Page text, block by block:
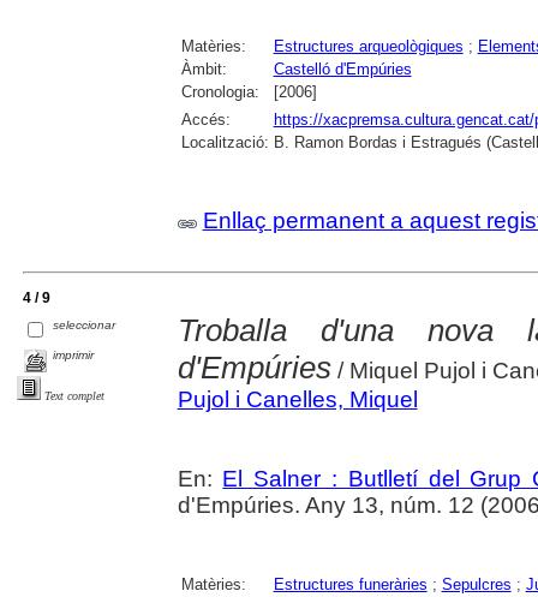
Matèries: Estructures arqueològiques ;
Àmbit:
Castelló d'Empúries
Cronologia:
[2006]
Accés:
https://
Localització: B. Ramon Bordas i Estragués
Enllaç permanent a aquest
4 / 9
seleccionar
imprimir
Text complet
Troballa d'una nova
d'Empúries/ Miquel Pujol i
Pujol i Canelles, Miquel
En: El Salner : Butlletí del Grup
d'Empúries. Any 13, núm. 12
Matèries: Estructures funeràries ; Sepulcres ;